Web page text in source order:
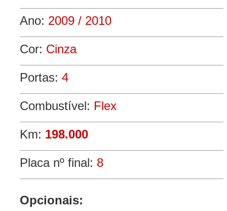
Ano: 2009 / 2010
Cor: Cinza
Portas: 4
Combustível: Flex
Km: 198.000
Placa nº final: 8
Opcionais: